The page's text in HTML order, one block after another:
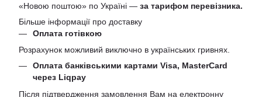
«Новою поштою» по Україні — за тарифом перевізника.
Більше інформації про доставку
Оплата готівкою
Розрахунок можливий виключно в українських гривнях.
Оплата банківськими картами Visa, MasterCard
через Liqpay
Після підтвердження замовлення Вам на електронну